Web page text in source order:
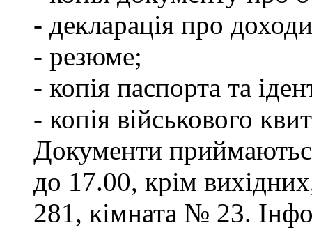
- декларація про
- резюме;
- копія паспорта та
- копія військового
Документи
до 17.00, крім
281, кімната № 23.